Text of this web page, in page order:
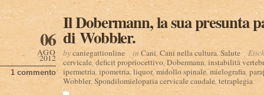
Il Dobermann, la sua presunta
di Wobbler.
06
AGO
2012
1 commento
bycaniegattionline in Cani, Cani nella cultura, Salute
cervicale,deficit propriocettivo, Dobermann, instabilità
ipermetria, ipometria,liquor,midollo spinale, mielografia,
Wobbler, Spondilomielopatia cervicale caudale, tetraplegia